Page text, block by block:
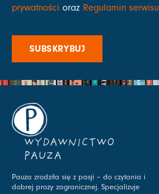
prywatności oraz Regulamin serwisu
SUBSKRYBUJ
WYDAWNICTWO
PAUZA
Pauza zrodziła się z pasji – do czytania i
dobrej prozy zagranicznej. Specjalizuje